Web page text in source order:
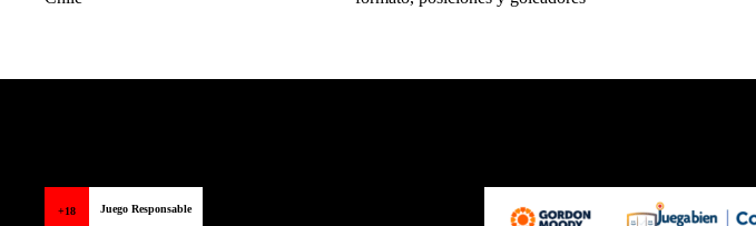
+18 Juego Responsable